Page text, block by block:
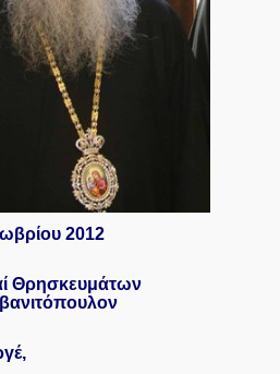
2012
Θρησκευμάτων